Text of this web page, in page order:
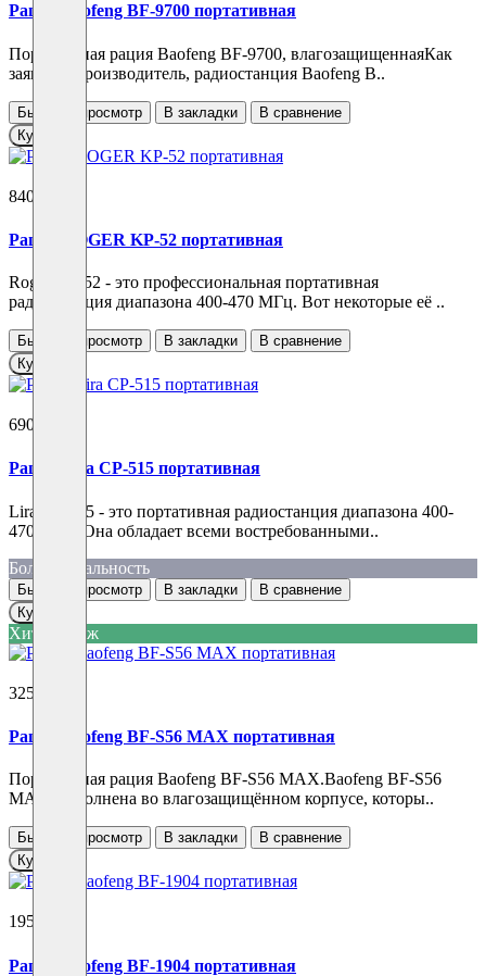
Рация Baofeng BF-9700 портативная
Портативная рация Baofeng BF-9700, влагозащищеннаяКак
заявляет производитель, радиостанция Baofeng B..
Быстрый просмотр В закладки
В сравнение
Купить
8400 ₽
Рация ROGER KP-52 портативная
Roger KP-52 - это профессиональная портативная
радиостанция диапазона 400-470 МГц. Вот некоторые её ..
Быстрый просмотр В закладки
В сравнение
Купить
6900 ₽
Рация Lira CP-515 портативная
Lira СP-515 - это портативная радиостанция диапазона 400-
470 МГц. Она обладает всеми востребованными..
Большая дальность
Быстрый просмотр В закладки
В сравнение
Купить
Хит продаж
3250 ₽
Рация Baofeng BF-S56 MAX портативная
Портативная рация Baofeng BF-S56 MAX.Baofeng BF-S56
MAX выполнена во влагозащищённом корпусе, которы..
Быстрый просмотр В закладки
В сравнение
Купить
1950 ₽
Рация Baofeng BF-1904 портативная